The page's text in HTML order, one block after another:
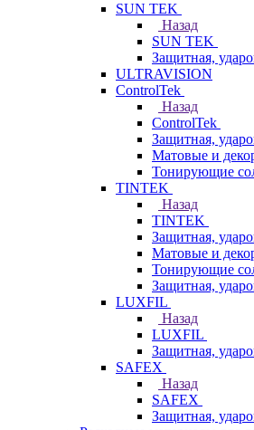
SUN TEK
Назад
SUN TEK
Защитная,
ULTRAVISION
ControlTek
Назад
ControlTek
Защитная,
Матовые и
Тонирующие
TINTEK
Назад
TINTEK
Защитная,
Матовые и
Тонирующие
Защитная,
LUXFIL
Назад
LUXFIL
Защитная,
SAFEX
Назад
SAFEX
Защитная,